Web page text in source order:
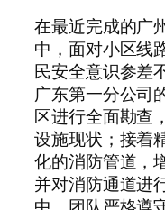
在最近完成的广
中，面对小区线
民安全意识参差
广东第一分公司
区进行全面勘查
设施现状；接着
化的消防管道，
并对消防通道进